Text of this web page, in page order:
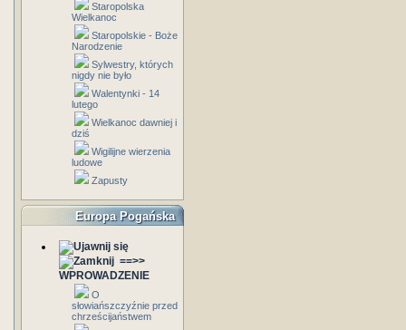
Staropolska
Wielkanoc
Staropolskie - Boże
Narodzenie
Sylwestry, których
nigdy nie było
Walentynki - 14
lutego
Wielkanoc dawniej i
dziś
Wigilijne wierzenia
ludowe
Zapusty
Europa Pogańska
==>>
WPROWADZENIE
O
słowiańszczyźnie przed
chrześcijaństwem